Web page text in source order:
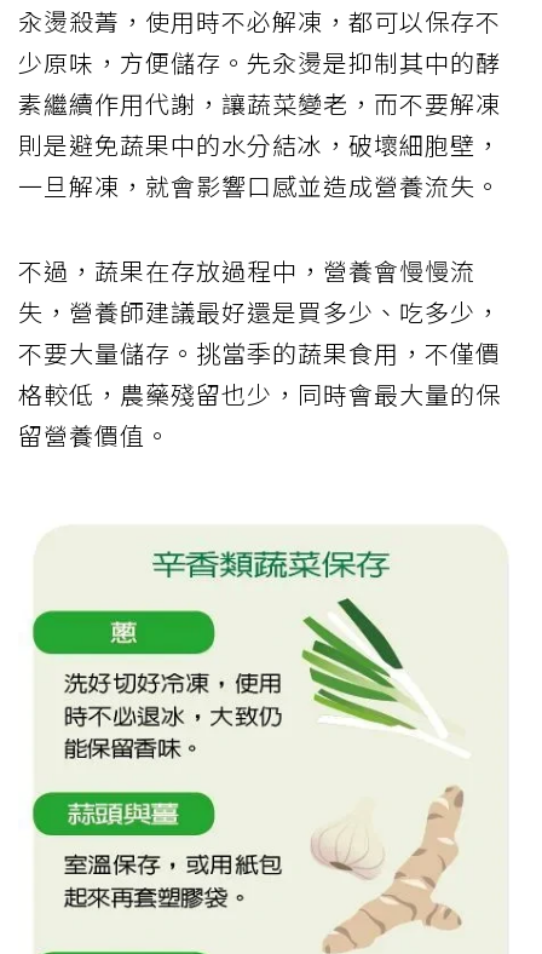
汆燙殺菁，使用時不必解凍，都可以保存不
少原味，方便儲存。先汆燙是抑制其中的酵
素繼續作用代謝，讓蔬菜變老，而不要解凍
則是避免蔬果中的水分結冰，破壞細胞壁，
一旦解凍，就會影響口感並造成營養流失。
不過，蔬果在存放過程中，營養會慢慢流
失，營養師建議最好還是買多少、吃多少，
不要大量儲存。挑當季的蔬果食用，不僅價
格較低，農藥殘留也少，同時會最大量的保
留營養價值。